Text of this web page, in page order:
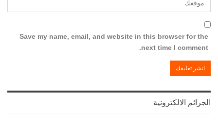
Save my name, email, and website in this browser for the
next time I comment.
الجرائم الالكترونية